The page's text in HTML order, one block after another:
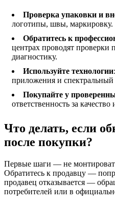
Проверка упаковки и
логотипы, швы, маркировку.
Обратитесь к
центрах проводят проверки
диагностику.
Используйте технологии
приложения и спектральный
Покупайте у
ответственность за
Что делать, если
после покупки?
Первые шаги — не
Обратитесь к продавцу —
продавец отказывается —
потребителей или в